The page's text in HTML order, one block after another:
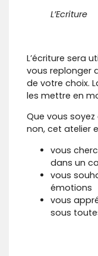
L’Ecriture
L’écriture sera
vous replonger
de votre choix.
les mettre en
Que vous
non, cet atelier
vous
dans un
vous
émotions
vous
sous